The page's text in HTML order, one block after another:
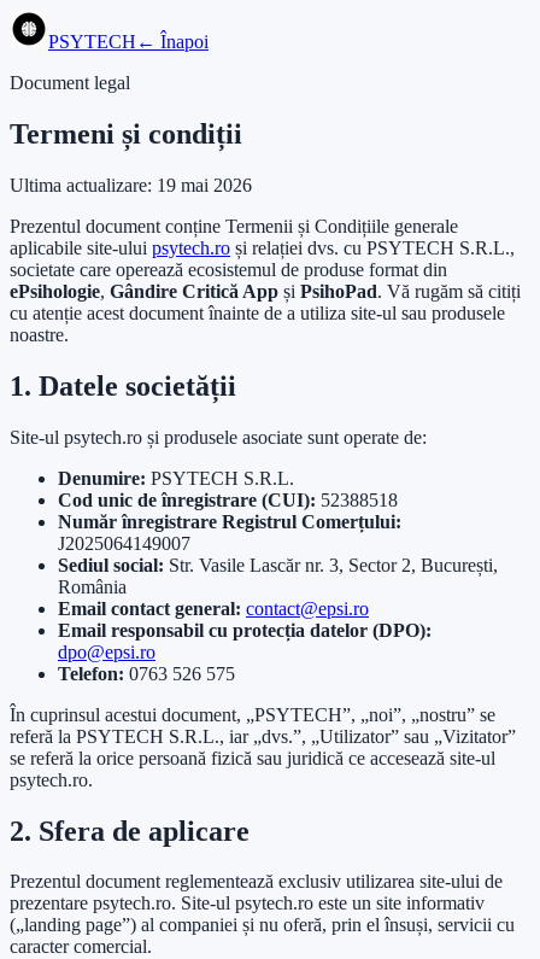
PSYTECH ← Înapoi
Document legal
Termeni și condiții
Ultima actualizare: 19 mai 2026
Prezentul document conține Termenii și Condițiile generale
aplicabile site-ului psytech.ro și relației dvs. cu PSYTECH S.R.L.,
societate care operează ecosistemul de produse format din
ePsihologie, Gândire Critică App și PsihoPad. Vă rugăm să citiți
cu atenție acest document înainte de a utiliza site-ul sau produsele
noastre.
1. Datele societății
Site-ul psytech.ro și produsele asociate sunt operate de:
Denumire: PSYTECH S.R.L.
Cod unic de înregistrare (CUI): 52388518
Număr înregistrare Registrul Comerțului:
J2025064149007
Sediul social: Str. Vasile Lascăr nr. 3, Sector 2, București,
România
Email contact general: contact@epsi.ro
Email responsabil cu protecția datelor (DPO):
dpo@epsi.ro
Telefon: 0763 526 575
În cuprinsul acestui document, „PSYTECH”, „noi”, „nostru” se
referă la PSYTECH S.R.L., iar „dvs.”, „Utilizator” sau „Vizitator”
se referă la orice persoană fizică sau juridică ce accesează site-ul
psytech.ro.
2. Sfera de aplicare
Prezentul document reglementează exclusiv utilizarea site-ului de
prezentare psytech.ro. Site-ul psytech.ro este un site informativ
(„landing page”) al companiei și nu oferă, prin el însuși, servicii cu
caracter comercial.